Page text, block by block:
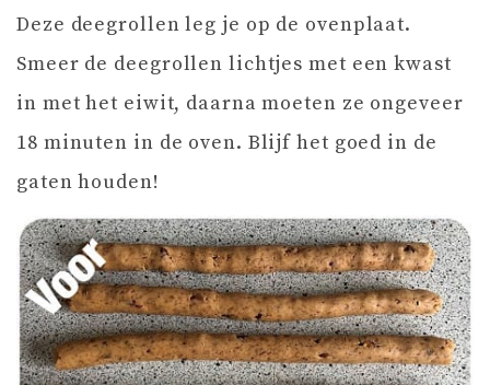
Deze deegrollen leg je op de ovenplaat.
Smeer de deegrollen lichtjes met een kwast
in met het eiwit, daarna moeten ze ongeveer
18 minuten in de oven. Blijf het goed in de
gaten houden!